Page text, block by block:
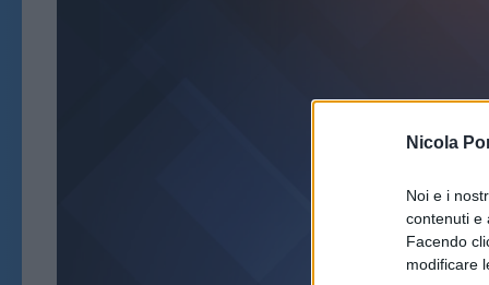
Nicola
Noi e i
contenuti e
Facendo
modificare